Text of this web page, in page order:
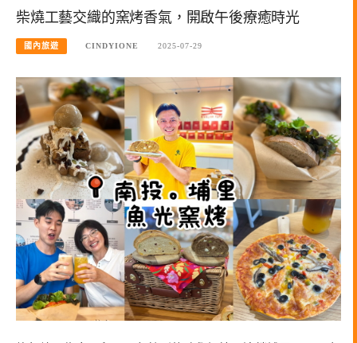
柴燒工藝交織的窯烤香氣，開啟午後療癒時光
國內旅遊 CINDYIONE 2025-07-29